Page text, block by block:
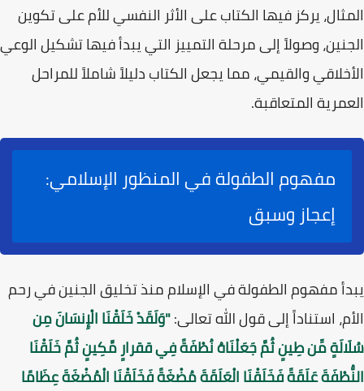
المثال، يركز فيها الكتاب على الأثر النفسي للأم على تكوين
الجنين، وصولاً إلى مرحلة التمييز التي يبدأ فيها تشكيل الوعي
الأخلاقي والقيمي، مما يجعل الكتاب دليلاً شاملاً للمراحل
العمرية المتعاقبة.
مفهوم الطفولة في المنظور الإسلامي:
إعجاز وسبق
يبدأ مفهوم الطفولة في الإسلام منذ تخليق الجنين في رحم
الأم، استناداً إلى قول الله تعالى:"وَلَقَدْ خَلَقْنَا الْإِنسَانَ مِن
سُلَالَةٍ مِّن طِينٍ ثُمَّ جَعَلْنَاهُ نُطْفَةً فِي ققرارٍ مَّكِينٍ ثُمَّ خَلَقْنَا
النُّطْفَةَ عَلَقَةً فَخَلَقْنَا الْعَلَقَةَ مُضْغَةً فَخَلَقْنَا الْمُضْغَةَ عِظَامًا